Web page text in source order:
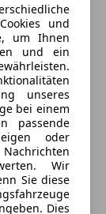
und
um Ihnen
und ein
unseres
bei einem
passende
oder
Wir
Sie diese
Dies